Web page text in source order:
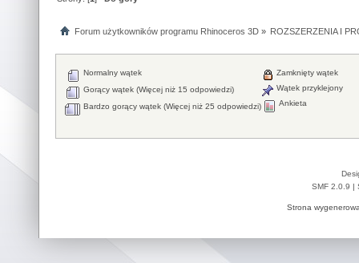
Forum użytkowników programu Rhinoceros 3D» ROZSZERZENIA I
Normalny wątek
Gorący wątek (Więcej niż 15 odpowiedzi)
Bardzo gorący wątek (Więcej niż 25 odpowiedzi)
Zamknięty wątek
Wątek przyklejony
Ankieta
SMF 2.0.9 |
Strona